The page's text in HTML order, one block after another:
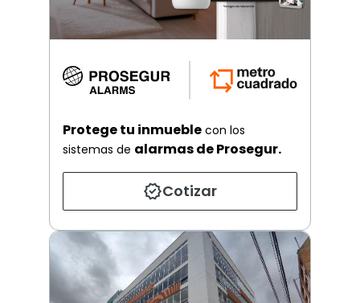
Protege tu inmueble con los
sistemas de alarmas de Prosegur.
Cotizar